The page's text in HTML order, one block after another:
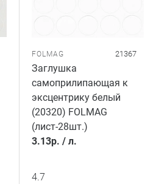
FOLMAG 21367
Заглушка
самоприлипающая к
эксцентрику белый
(20320) FOLMAG
(лист-28шт.)
3.13р. / л.
4.7